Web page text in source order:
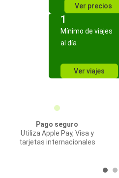
Ver precios
1
Mínimo de viajes
al día
Ver viajes
Pago seguro
Utiliza Apple Pay, Visa y
tarjetas internacionales